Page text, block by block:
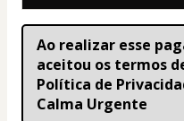
Ao realizar esse
aceitou os termos
Política de
Calma Urgente